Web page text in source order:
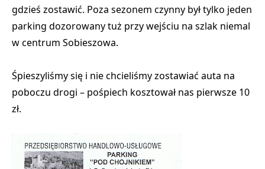
gdzieś zostawić. Poza sezonem czynny był tylko jeden
parking dozorowany tuż przy wejściu na szlak niemal
w centrum Sobieszowa.
Śpieszyliśmy się i nie chcieliśmy zostawiać auta na
poboczu drogi – pośpiech kosztował nas pierwsze 10
zł.